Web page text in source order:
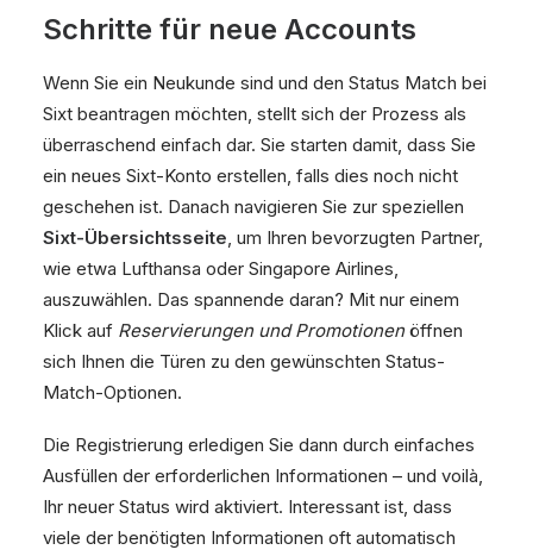
Schritte für neue Accounts
Wenn Sie ein Neukunde sind und den Status Match bei
Sixt beantragen möchten, stellt sich der Prozess als
überraschend einfach dar. Sie starten damit, dass Sie
ein neues Sixt-Konto erstellen, falls dies noch nicht
geschehen ist. Danach navigieren Sie zur speziellen
Sixt-Übersichtsseite, um Ihren bevorzugten Partner,
wie etwa Lufthansa oder Singapore Airlines,
auszuwählen. Das spannende daran? Mit nur einem
Klick auf Reservierungen und Promotionenöffnen
sich Ihnen die Türen zu den gewünschten Status-
Match-Optionen.
Die Registrierung erledigen Sie dann durch einfaches
Ausfüllen der erforderlichen Informationen – und voilà,
Ihr neuer Status wird aktiviert. Interessant ist, dass
viele der benötigten Informationen oft automatisch